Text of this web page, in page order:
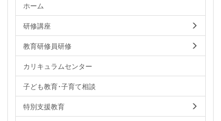
ホーム
研修講座
教育研修員研修
カリキュラムセンター
子ども教育･子育て相談
特別支援教育